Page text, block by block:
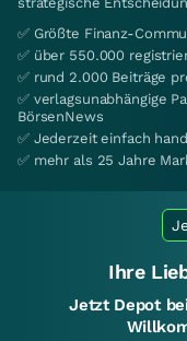
✅ Größte Finanz-
✅ über 550.000
✅ rund 2.000 Beiträge
✅ verlagsunabhängige
BörsenNews
✅ Jederzeit einfach
✅ mehr als 25 Jahre
Ihre
Jetzt Depot